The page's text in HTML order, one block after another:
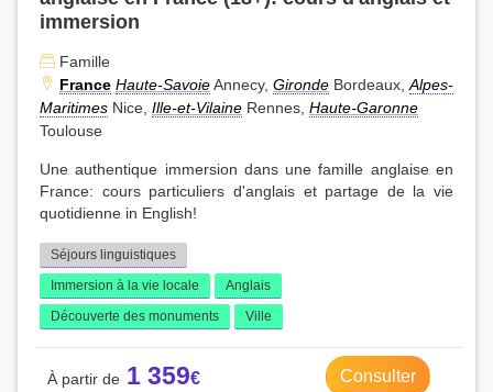
immersion
Famille
France Haute-SavoieAnnecy, Gironde Bordeaux, Alpes-
Maritimes Nice, Ille-et-Vilaine Rennes, Haute-Garonne
Toulouse
Une authentique immersion dans une famille anglaise en
France: cours particuliers d'anglais et partage de la vie
quotidienne in English!
Séjours linguistiques
Immersion à la vie locale
Anglais
Découverte des monuments
Ville
1 359 Consulter